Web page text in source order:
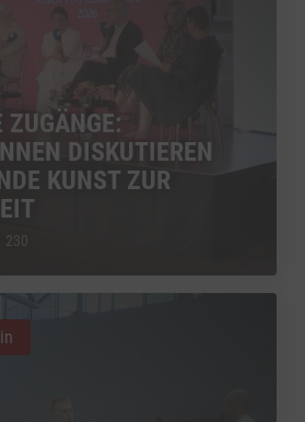
ZUGÄNGE:
DISKUTIEREN
KUNST ZUR
230